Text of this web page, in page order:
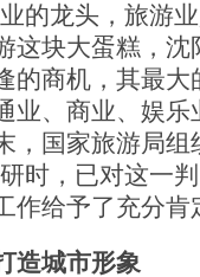
龙头，旅游业
这块大蛋糕，
的商机，其最
业、商业、娱乐
，国家旅游局
时，已对这一
作给予了充分肯
造城市形象